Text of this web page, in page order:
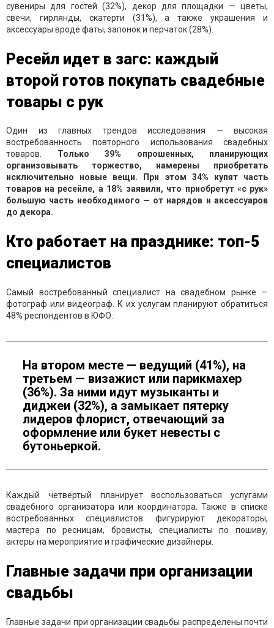
сувениры для гостей (32%), декор для площадки — цветы,
свечи, гирлянды, скатерти (31%), а также украшения и
аксессуары вроде фаты, запонок и перчаток (28%).
Ресейл идет в загс: каждый
второй готов покупать свадебные
товары с рук
Один из главных трендов исследования — высокая
востребованность повторного использования свадебных
товаров. Только 39% опрошенных, планирующих
организовывать торжество, намерены приобретать
исключительно новые вещи. При этом 34% купят часть
товаров на ресейле, а 18% заявили, что приобретут «с рук»
большую часть необходимого — от нарядов и аксессуаров
до декора.
Кто работает на празднике: топ-5
специалистов
Самый востребованный специалист на свадебном рынке —
фотограф или видеограф. К их услугам планируют обратиться
48% респондентов в ЮФО.
На втором месте — ведущий (41%), на
третьем — визажист или парикмахер
(36%). За ними идут музыканты и
диджеи (32%), а замыкает пятерку
лидеров флорист, отвечающий за
оформление или букет невесты с
бутоньеркой.
Каждый четвертый планирует воспользоваться услугами
свадебного организатора или координатора. Также в списке
востребованных специалистов фигурируют декораторы,
мастера по ресницам, бровисты, специалисты по пошиву,
актеры на мероприятие и графические дизайнеры.
Главные задачи при организации
свадьбы
Главные задачи при организации свадьбы распределены почти